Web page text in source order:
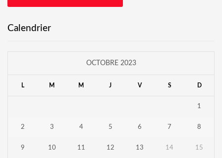
Calendrier
OCTOBRE 2023
L M M J V S D
1
2 3 4 5 6 7 8
9 10 11 12 13 14 15